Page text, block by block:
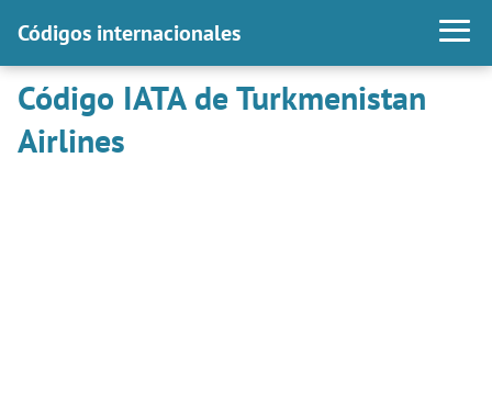
Códigos internacionales
Código IATA de Turkmenistan
Airlines